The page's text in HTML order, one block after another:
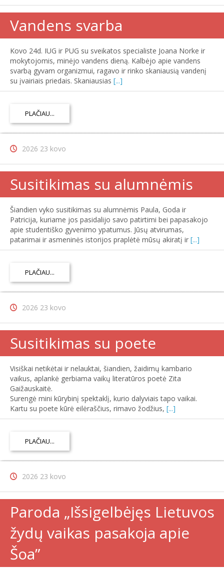
Vandens svarba
Kovo 24d. IUG ir PUG su sveikatos specialiste Joana Norke ir
mokytojomis, minėjo vandens dieną. Kalbėjo apie vandens
svarbą gyvam organizmui, ragavo ir rinko skaniausią vandenį
su įvairiais priedais. Skaniausias [...]
PLAČIAU...
2026 23 kovo
Susitikimas su alumnėmis
Šiandien vyko susitikimas su alumnėmis Paula, Goda ir
Patricija, kuriame jos pasidalijo savo patirtimi bei papasakojo
apie studentiško gyvenimo ypatumus. Jūsų atvirumas,
patarimai ir asmeninės istorijos praplėtė mūsų akiratį ir [...]
PLAČIAU...
2026 23 kovo
Susitikimas su poete
Visiškai netikėtai ir nelauktai, šiandien, žaidimų kambario
vaikus, aplankė gerbiama vaikų literatūros poetė Zita
Gaižauskaitė.
Surengė mini kūrybinį spektaklį, kurio dalyviais tapo vaikai.
Kartu su poete kūrė eilėraščius, rimavo žodžius, [...]
PLAČIAU...
2026 23 kovo
Paroda „Išsigelbėjęs Lietuvos
žydų vaikas pasakoja apie
Šoa”